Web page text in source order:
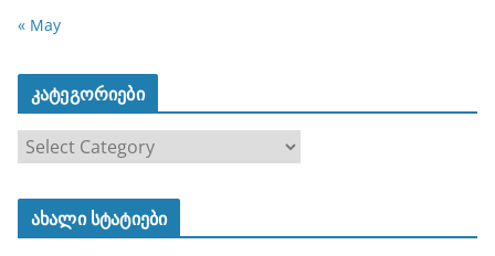
« May
კატეგორიები
ა
ტ
ახალი სტატიები